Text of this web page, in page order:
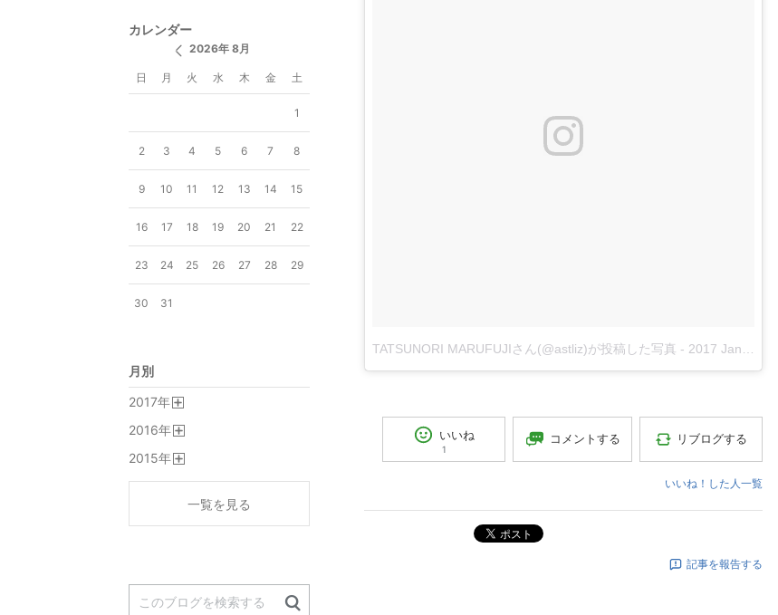
TATSUNORI MARUFUJIさん(@astliz)が投稿した写真 - 2017 Jan 6 4:47am PST
いいね
1
コメントする リブログする
いいね！した人一覧
ポスト
記事を報告する
カレンダー
2026年 8月
日 月 火 水 木 金 土
1
2 3 4 5 6 7 8
9 10 11 12 13 14 15
16 17 18 19 20 21 22
23 24 25 26 27 28 29
30 31
月別
2017年
2016年
2015年
一覧を見る